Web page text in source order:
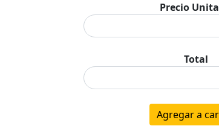
Precio
Total
Agregar a